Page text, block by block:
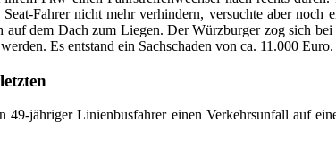
Fahrer nicht mehr verhindern, versuchte aber
auf dem Dach zum Liegen. Der Würzburger zog sich
Es entstand ein Sachschaden von ca. 11.000 Euro.
49-jähriger Linienbusfahrer einen Verkehrsunfall auf